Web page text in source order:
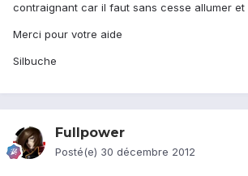
contraignant car il faut sans cesse allumer et
Merci pour votre aide
Silbuche
Fullpower
Posté(e) 30 décembre 2012